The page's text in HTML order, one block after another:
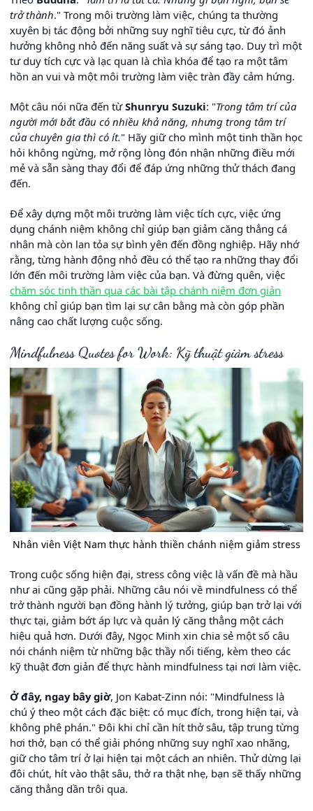
trở thành." Trong môi trường làm việc, chúng ta thường
xuyên bị tác động bởi những suy nghĩ tiêu cực, từ đó ảnh
hưởng không nhỏ đến năng suất và sự sáng tạo. Duy trì một
tư duy tích cực và lạc quan là chìa khóa để tạo ra một tâm
hồn an vui và một môi trường làm việc tràn đầy cảm hứng.
Một câu nói nữa đến từShunryu Suzuki: "Trong tâm trí của
người mới bắt đầu có nhiều khả năng, nhưng trong tâm trí
của chuyên gia thì có ít." Hãy giữ cho mình một tinh thần học
hỏi không ngừng, mở rộng lòng đón nhận những điều mới
mẻ và sẵn sàng thay đổi để đáp ứng những thử thách đang
đến.
Để xây dựng một môi trường làm việc tích cực, việc ứng
dụng chánh niệm không chỉ giúp bạn giảm căng thẳng cá
nhân mà còn lan tỏa sự bình yên đến đồng nghiệp. Hãy nhớ
rằng, từng hành động nhỏ đều có thể tạo ra những thay đổi
lớn đến môi trường làm việc của bạn. Và đừng quên, việc
chăm sóc tinh thần qua các bài tập chánh niệm đơn giản
không chỉ giúp bạn tìm lại sự cân bằng mà còn góp phần
nâng cao chất lượng cuộc sống.
Mindfulness Quotes for Work: Kỹ thuật giảm stress
Nhân viên Việt Nam thực hành thiền chánh niệm giảm stress
Trong cuộc sống hiện đại, stress công việc là vấn đề mà hầu
như ai cũng gặp phải. Những câu nói về mindfulness có thể
trở thành người bạn đồng hành lý tưởng, giúp bạn trở lại với
thực tại, giảm bớt áp lực và quản lý căng thẳng một cách
hiệu quả hơn. Dưới đây, Ngọc Minh xin chia sẻ một số câu
nói chánh niệm từ những bậc thầy nổi tiếng, kèm theo các
kỹ thuật đơn giản để thực hành mindfulness tại nơi làm việc.
Ở đây, ngay bây giờ, Jon Kabat-Zinn nói: "Mindfulness là
chú ý theo một cách đặc biệt: có mục đích, trong hiện tại, và
không phê phán." Đôi khi chỉ cần hít thở sâu, tập trung từng
hơi thở, bạn có thể giải phóng những suy nghĩ xao nhãng,
giữ cho tâm trí ở lại hiện tại một cách an nhiên. Thử dừng lại
đôi chút, hít vào thật sâu, thở ra thật nhẹ, bạn sẽ thấy những
căng thẳng dần trôi qua.